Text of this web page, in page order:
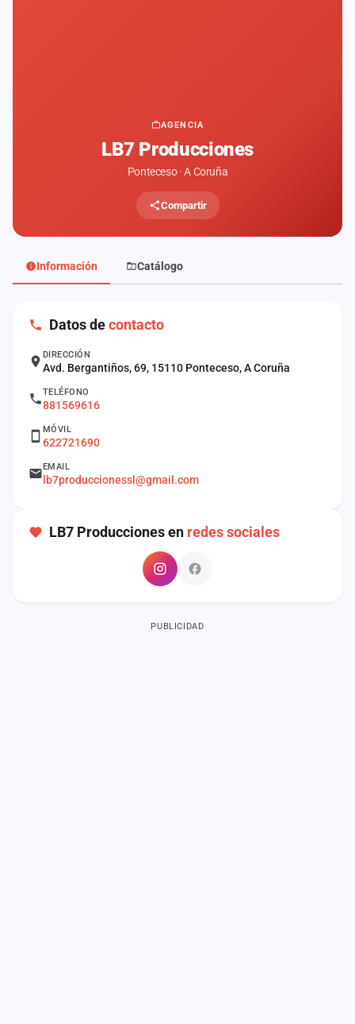
AGENCIA
LB7 Producciones
Ponteceso · A Coruña
Compartir
Información Catálogo
Datos decontacto
DIRECCIÓN
Avd. Bergantiños, 69, 15110 Ponteceso, A Coruña
TELÉFONO
881569616
MÓVIL
622721690
EMAIL
lb7produccionessl@gmail.com
LB7 Producciones en redes sociales
PUBLICIDAD
Anuncios
sesión
Crear
cuenta
Administración
Contacto